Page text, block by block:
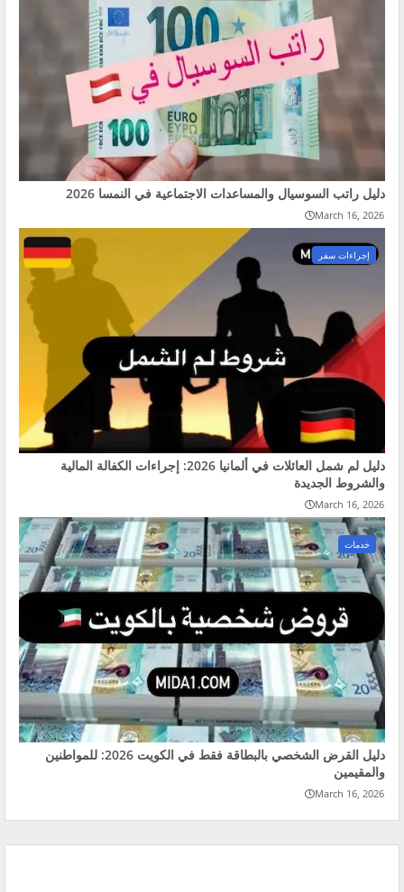
دليل راتب السوسيال والمساعدات الاجتماعية في النمسا 2026
March 16, 2026
إجراءات سفر
دليل لم شمل العائلات في ألمانيا 2026: إجراءات الكفالة المالية
والشروط الجديدة
March 16, 2026
خدمات
دليل القرض الشخصي بالبطاقة فقط في الكويت 2026: للمواطنين
والمقيمين
March 16, 2026